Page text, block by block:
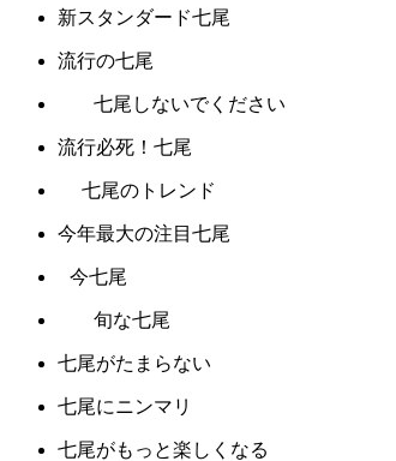
新スタンダード七尾
流行の七尾
七尾しないでください
流行必死！七尾
七尾のトレンド
今年最大の注目七尾
今七尾
旬な七尾
七尾がたまらない
七尾にニンマリ
七尾がもっと楽しくなる